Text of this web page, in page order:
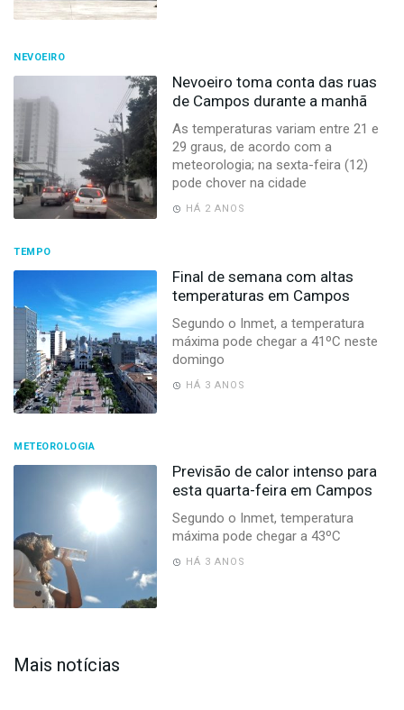
NEVOEIRO
Nevoeiro toma conta das ruas
de Campos durante a manhã
As temperaturas variam entre 21 e
29 graus, de acordo com a
meteorologia; na sexta-feira (12)
pode chover na cidade
HÁ 2 ANOS
TEMPO
Final de semana com altas
temperaturas em Campos
Segundo o Inmet, a temperatura
máxima pode chegar a 41ºC neste
domingo
HÁ 3 ANOS
METEOROLOGIA
Previsão de calor intenso para
esta quarta-feira em Campos
Segundo o Inmet, temperatura
máxima pode chegar a 43ºC
HÁ 3 ANOS
Mais notícias